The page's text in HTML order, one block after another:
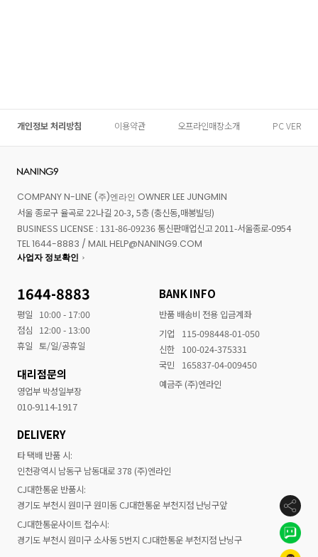
개인정보 처리방침 이용약관 오프라인매장소개 PC VER
COMPANY N-LINE (주)엔라인 OWNER LEE JUNGMIN
서울 종로구 율곡로 22나길 20-3, 5층 (충신동,매봉빌딩)
BUSINESS LICENSE : 131-86-09236 통신판매업신고 2011-서울종로-0954
TEL 1644-8883 / MAIL HELP@NANING9.COM
사업자 정보확인
1644-8883
평일
10:00 - 17:00
점심
12:00 - 13:00
휴일 토/일/공휴일
대리점문의
영업부 박성일부장
010-9114-1917
BANK INFO
반품 배송비 전용 입금계좌
기업
115-098448-01-050
신한
100-024-375331
국민
165837-04-009450
예금주 (주)엔라인
DELIVERY
타 택배 반품 시:
인천광역시 남동구 남동대로 378 (주)엔라인
CJ대한통운 반품시:
경기도 부천시 원미구 원미동 CJ대한통운 부천지점 난닝구앞
CJ대한통운사이트 접수시:
경기도 부천시 원미구 소사동 5번지 CJ대한통운 부천지점 난닝구